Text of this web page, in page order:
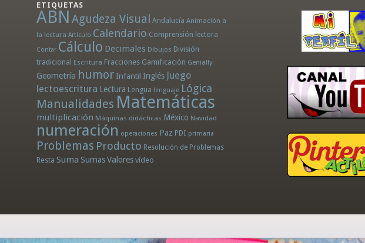
ETIQUETAS
ABN Agudeza Visual Andalucía Animación a
la lectura Artículo Calendario Comprensión lectora
Contar Cálculo Decimales Dibujos División
tradicional Escritura Fracciones Gamificación Genially
Geometría humor Infantil Inglés Juego
lectoescritura Lectura Lengua lenguaje Lógica
Manualidades Matemáticas
multiplicación Máquinas didácticas México Navidad
numeración operaciones Paz PDI primaria
Problemas Producto Resolución de Problemas
Resta Suma SumasValores vídeo